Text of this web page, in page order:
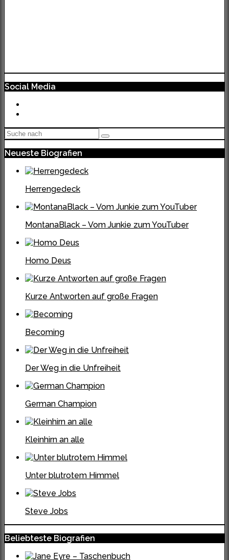
Social Media
Neueste Biografien
Herrengedeck
MontanaBlack – Vom Junkie zum YouTuber
Homo Deus
Kurze Antworten auf große Fragen
Becoming
Der Weg in die Unfreiheit
German Champion
Kleinhirn an alle
Unter blutrotem Himmel
Steve Jobs
Beliebteste Biografien